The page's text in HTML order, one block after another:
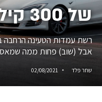
של 300 קילוואט
רשת עמדות הטעינה הרחבה
אבל (שוב) פחות ממה
שחר פלד 02/08/2021